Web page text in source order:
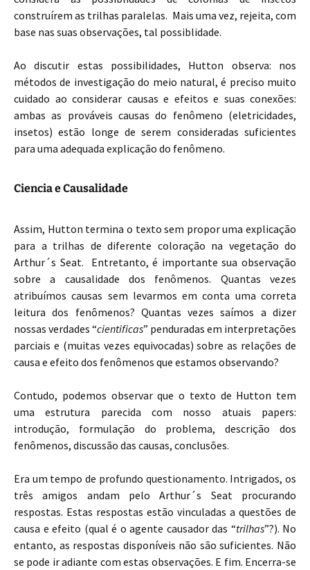
construírem as trilhas paralelas. Mais uma vez, rejeita, com
base nas suas observações, tal possiblidade.
Ao discutir estas possibilidades, Hutton observa: nos
métodos de investigação do meio natural, é preciso muito
cuidado ao considerar causas e efeitos e suas conexões:
ambas as prováveis causas do fenômeno (eletricidades,
insetos) estão longe de serem consideradas suficientes
para uma adequada explicação do fenômeno.
Ciencia e Causalidade
Assim, Hutton termina o texto sem propor uma explicação
para a trilhas de diferente coloração na vegetação do
Arthur´s Seat. Entretanto, é importante sua observação
sobre a causalidade dos fenômenos. Quantas vezes
atribuímos causas sem levarmos em conta uma correta
leitura dos fenômenos? Quantas vezes saímos a dizer
nossas verdades “cientificas” penduradas em interpretações
parciais e (muitas vezes equivocadas) sobre as relações de
causa e efeito dos fenômenos que estamos observando?
Contudo, podemos observar que o texto de Hutton tem
uma estrutura parecida com nosso atuais papers:
introdução, formulação do problema, descrição dos
fenômenos, discussão das causas, conclusões.
Era um tempo de profundo questionamento. Intrigados, os
três amigos andam pelo Arthur´s Seat procurando
respostas. Estas respostas estão vinculadas a questões de
causa e efeito (qual é o agente causador das “trilhas”?). No
entanto, as respostas disponíveis não são suficientes. Não
se pode ir adiante com estas observações. E fim. Encerra-se